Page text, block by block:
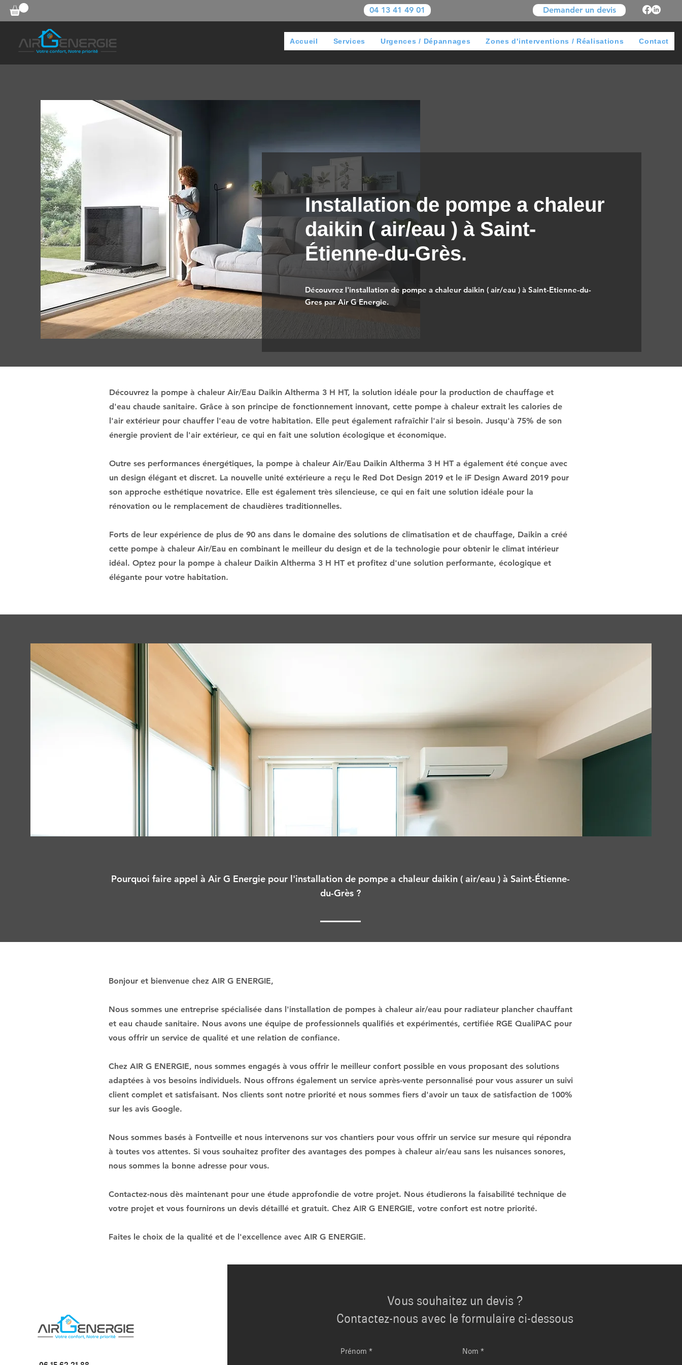
04 13 41 49 01 Demander un devis
Accueil Services Urgences / Dépannages Zones d'interventions / Réalisations Contact
Installation de pompe a chaleur
daikin ( air/eau ) à Saint-
Étienne-du-Grès.
Découvrez l'installation de pompe a chaleur daikin ( air/eau ) à Saint-Etienne-du-
Gres par Air G Energie.
Découvrez la pompe à chaleur Air/Eau Daikin Altherma 3 H HT, la solution idéale pour la production de chauffage et
d'eau chaude sanitaire. Grâce à son principe de fonctionnement innovant, cette pompe à chaleur extrait les calories de
l'air extérieur pour chauffer l'eau de votre habitation. Elle peut également rafraîchir l'air si besoin. Jusqu'à 75% de son
énergie provient de l'air extérieur, ce qui en fait une solution écologique et économique.
Outre ses performances énergétiques, la pompe à chaleur Air/Eau Daikin Altherma 3 H HT a également été conçue avec
un design élégant et discret. La nouvelle unité extérieure a reçu le Red Dot Design 2019 et le iF Design Award 2019 pour
son approche esthétique novatrice. Elle est également très silencieuse, ce qui en fait une solution idéale pour la
rénovation ou le remplacement de chaudières traditionnelles.
Forts de leur expérience de plus de 90 ans dans le domaine des solutions de climatisation et de chauffage, Daikin a créé
cette pompe à chaleur Air/Eau en combinant le meilleur du design et de la technologie pour obtenir le climat intérieur
idéal. Optez pour la pompe à chaleur Daikin Altherma 3 H HT et profitez d'une solution performante, écologique et
élégante pour votre habitation.
Pourquoi faire appel à Air G Energie pour l'installation de pompe a chaleur daikin ( air/eau ) à Saint-Étienne-
du-Grès ?
Bonjour et bienvenue chez AIR G ENERGIE,
Nous sommes une entreprise spécialisée dans l'installation de pompes à chaleur air/eau pour radiateur plancher chauffant
et eau chaude sanitaire. Nous avons une équipe de professionnels qualifiés et expérimentés, certifiée RGE QualiPAC pour
vous offrir un service de qualité et une relation de confiance.
Chez AIR G ENERGIE, nous sommes engagés à vous offrir le meilleur confort possible en vous proposant des solutions
adaptées à vos besoins individuels. Nous offrons également un service après-vente personnalisé pour vous assurer un suivi
client complet et satisfaisant. Nos clients sont notre priorité et nous sommes fiers d'avoir un taux de satisfaction de 100%
sur les avis Google.
Nous sommes basés à Fontveille et nous intervenons sur vos chantiers pour vous offrir un service sur mesure qui répondra
à toutes vos attentes. Si vous souhaitez profiter des avantages des pompes à chaleur air/eau sans les nuisances sonores,
nous sommes la bonne adresse pour vous.
Contactez-nous dès maintenant pour une étude approfondie de votre projet. Nous étudierons la faisabilité technique de
votre projet et vous fournirons un devis détaillé et gratuit. Chez AIR G ENERGIE, votre confort est notre priorité.
Faites le choix de la qualité et de l'excellence avec AIR G ENERGIE.
Vous souhaitez un devis ?
Contactez-nous avec le formulaire ci-dessous
Prénom Nom